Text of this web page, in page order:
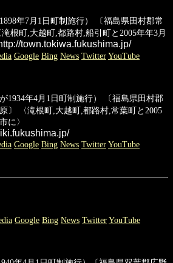
年7月1日町制施行） 〔福島県田村郡常
根町,大越町,都路村,船引町と2005年年3月
town.tokiwa.fukushima.jp/
Google Bing News Twitter YouTube
1934年4月1日町制施行） 〔福島県田村郡
〕 〈滝根町,大越町,都路村,常葉町と2005
に〉
Google Bing News Twitter YouTube
Google Bing News Twitter YouTube